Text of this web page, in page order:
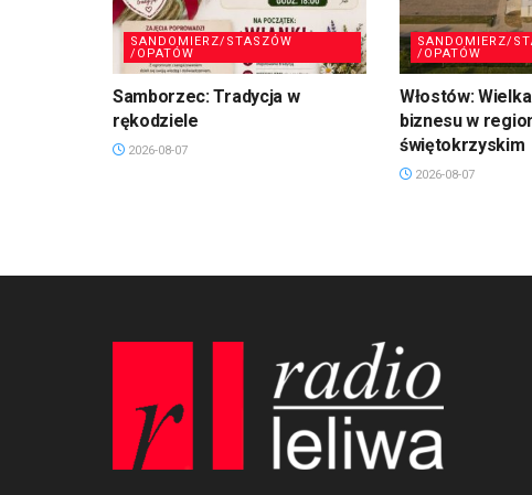
SANDOMIERZ/STASZÓW
/OPATÓW
Samborzec: Tradycja w
rękodziele
2026-08-07
SANDOMIERZ/
/OPATÓW
Włostów:
biznesu w
świętokrzyskim
2026-08-07